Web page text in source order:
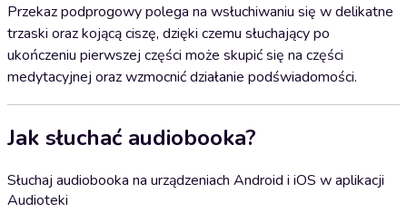
Przekaz podprogowy polega na wsłuchiwaniu się w delikatne
trzaski oraz kojącą ciszę, dzięki czemu słuchający po
ukończeniu pierwszej części może skupić się na części
medytacyjnej oraz wzmocnić działanie podświadomości.
Jak słuchać audiobooka?
Słuchaj audiobooka na urządzeniach Android i iOS w aplikacji
Audioteki